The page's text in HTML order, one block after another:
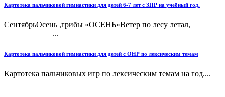
Картотека пальчиковой гимнастики для детей 6-7 лет с ЗПР на учебный год.
СентябрьОсень ,грибы «ОСЕНЬ»Ветер по лесу летал,
...
Картотека пальчиковой гимнастики для детей с ОНР по лексическим темам
Картотека пальчиковых игр по лексическим темам на год....